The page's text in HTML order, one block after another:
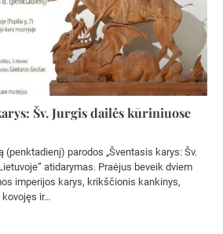
Šv. Jurgis dailės kūriniuose
(penktadienį) parodos „Šventasis karys: Šv.
atidarymas. Praėjus beveik dviem
imperijos karys, krikščionis kankinys,
ir…